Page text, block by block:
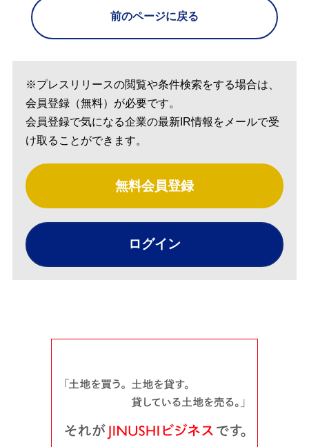
前のページに戻る
※プレスリリースの閲覧や条件検索をする場合は、
会員登録（無料）が必要です。
会員登録で気になる企業の最新IR情報をメールで受
け取ることができます。
無料会員登録
ログイン